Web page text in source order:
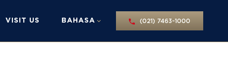
VISIT US BAHASA (021) 7463-1000